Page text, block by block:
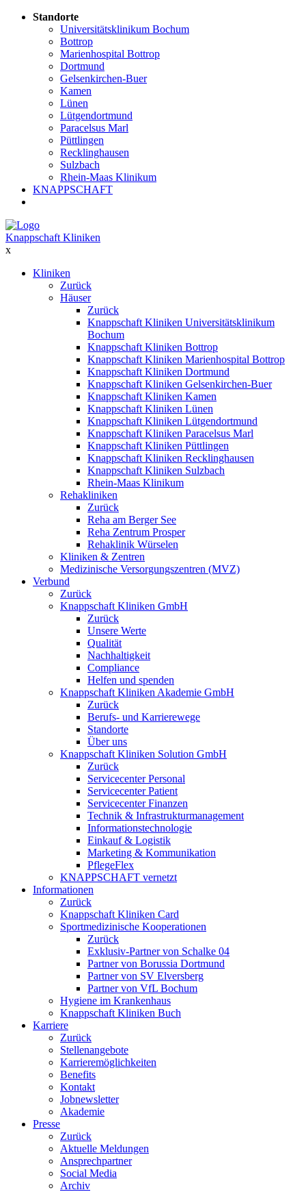
Standorte
Universitätsklinikum Bochum
Bottrop
Marienhospital Bottrop
Dortmund
Gelsenkirchen-Buer
Kamen
Lünen
Lütgendortmund
Paracelsus Marl
Püttlingen
Recklinghausen
Sulzbach
Rhein-Maas Klinikum
KNAPPSCHAFT
Knappschaft Kliniken
x
Kliniken
Zurück
Häuser
Zurück
Knappschaft Kliniken Universitätsklinikum
Bochum
Knappschaft Kliniken Bottrop
Knappschaft Kliniken Marienhospital Bottrop
Knappschaft Kliniken Dortmund
Knappschaft Kliniken Gelsenkirchen-Buer
Knappschaft Kliniken Kamen
Knappschaft Kliniken Lünen
Knappschaft Kliniken Lütgendortmund
Knappschaft Kliniken Paracelsus Marl
Knappschaft Kliniken Püttlingen
Knappschaft Kliniken Recklinghausen
Knappschaft Kliniken Sulzbach
Rhein-Maas Klinikum
Rehakliniken
Zurück
Reha am Berger See
Reha Zentrum Prosper
Rehaklinik Würselen
Kliniken & Zentren
Medizinische Versorgungszentren (MVZ)
Verbund
Zurück
Knappschaft Kliniken GmbH
Zurück
Unsere Werte
Qualität
Nachhaltigkeit
Compliance
Helfen und spenden
Knappschaft Kliniken Akademie GmbH
Zurück
Berufs- und Karrierewege
Standorte
Über uns
Knappschaft Kliniken Solution GmbH
Zurück
Servicecenter Personal
Servicecenter Patient
Servicecenter Finanzen
Technik & Infrastrukturmanagement
Informationstechnologie
Einkauf & Logistik
Marketing & Kommunikation
PflegeFlex
KNAPPSCHAFT vernetzt
Informationen
Zurück
Knappschaft Kliniken Card
Sportmedizinische Kooperationen
Zurück
Exklusiv-Partner von Schalke 04
Partner von Borussia Dortmund
Partner von SV Elversberg
Partner von VfL Bochum
Hygiene im Krankenhaus
Knappschaft Kliniken Buch
Karriere
Zurück
Stellenangebote
Karrieremöglichkeiten
Benefits
Kontakt
Jobnewsletter
Akademie
Presse
Zurück
Aktuelle Meldungen
Ansprechpartner
Social Media
Archiv